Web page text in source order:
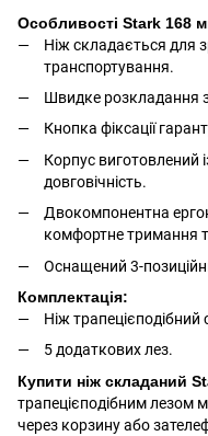
Особливості Stark 168
Ніж складається для
транспортування.
Швидке розкладання
Кнопка фіксації
Корпус виготовлений
довговічність.
Двокомпонентна
комфортне тримання
Оснащений 3-
Комплектація:
Ніж
5 додаткових лез.
Купити ніж складаний
трапецієподібним
через корзину або